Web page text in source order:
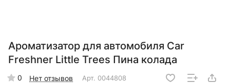
Ароматизатор для автомобиля Car
Freshner Little Trees Пина колада
0 Нет отзывов Арт. 0044808